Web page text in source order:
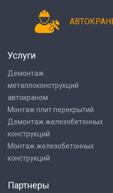
Услуги
Демонтаж
металлоконструкций
автокраном
Монтаж плит перекрытий
Демонтаж железобетонных
конструкций
Монтаж железобетонных
конструкций
Партнеры